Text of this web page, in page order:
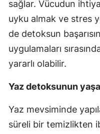
sağlar. Vücudun
uyku almak ve stres
de detoksun
uygulamaları
yararlı olabilir.
Yaz detoksunun
Yaz mevsiminde
süreli bir temizlikten